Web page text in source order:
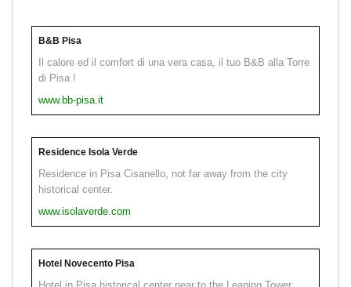
B&B Pisa
Il calore ed il comfort di una vera casa, il tuo B&B alla Torre
di Pisa !
www.bb-pisa.it
Residence Isola Verde
Residence in Pisa Cisanello, not far away from the city
historical center.
www.isolaverde.com
Hotel Novecento Pisa